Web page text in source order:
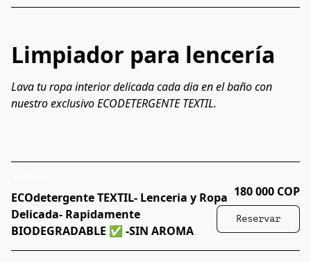
Limpiador para lencería
Lava tu ropa interior delicada cada dia en el baño con
nuestro exclusivo ECODETERGENTE TEXTIL.
ECOdetergente TEXTIL- Lenceria y Ropa
Delicada- Rapidamente
BIODEGRADABLE ✅ -SIN AROMA
180 000 COP
Reservar